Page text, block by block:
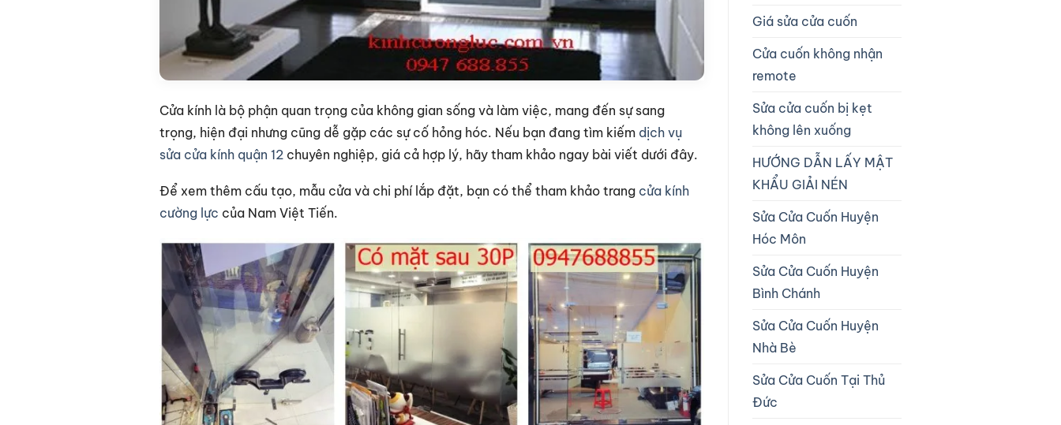
Cửa kính là bộ phận quan trọng của không gian sống và làm việc, mang đến sự sang
trọng, hiện đại nhưng cũng dễ gặp các sự cố hỏng hóc. Nếu bạn đang tìm kiếm dịch vụ
sửa cửa kính quận 12 chuyên nghiệp, giá cả hợp lý, hãy tham khảo ngay bài viết dưới đây.
Để xem thêm cấu tạo, mẫu cửa và chi phí lắp đặt, bạn có thể tham khảo trang cửa kính
cường lực của Nam Việt Tiến.
Giá sửa cửa cuốn
Cửa cuốn không nhận
remote
Sửa cửa cuốn bị kẹt
không lên xuống
HƯỚNG DẪN LẤY MẬT
KHẨU GIẢI NÉN
Sửa Cửa Cuốn Huyện
Hóc Môn
Sửa Cửa Cuốn Huyện
Bình Chánh
Sửa Cửa Cuốn Huyện
Nhà Bè
Sửa Cửa Cuốn Tại Thủ
Đức